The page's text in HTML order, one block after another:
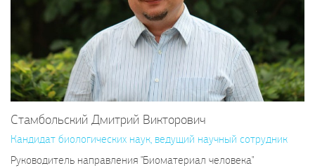
Стамбольский Дмитрий Викторович
Кандидат биологических наук, ведущий научный сотрудник
Руководитель направления "Биоматериал человека"